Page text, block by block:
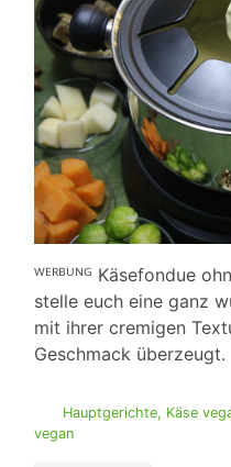
ᵂᴱᴿᴮᵁᴺᴳ Käsefondue
stelle euch eine ganz
mit ihrer cremigen
Geschmack überzeugt.
Hauptgerichte, Käse
vegan